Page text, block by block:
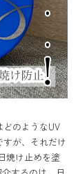
のようなUV
が、それだけ
焼け止めを塗